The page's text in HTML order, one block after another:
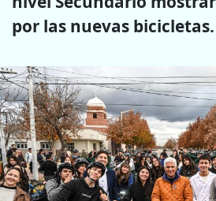
por las nuevas bicicletas.